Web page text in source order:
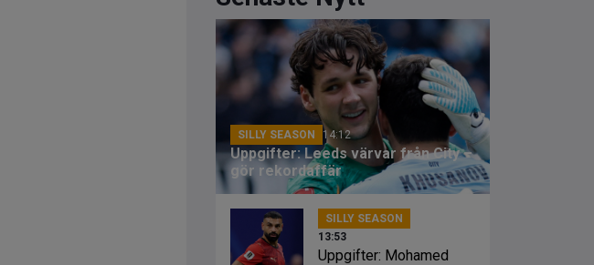
SILLY SEASON 14:12
Uppgifter: Leeds värvar från City –
gör rekordaffär
SILLY SEASON
13:53
Uppgifter: Mohamed